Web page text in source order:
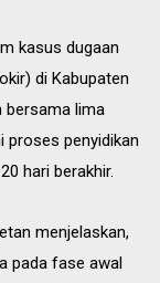
kasus dugaan
di Kabupaten
bersama lima
proses penyidikan
hari berakhir.
menjelaskan,
pada fase awal